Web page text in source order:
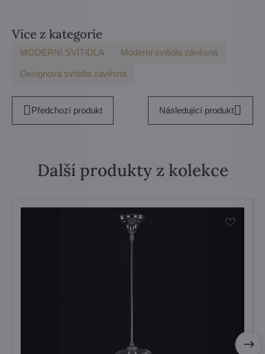
Více z kategorie
MODERNÍ SVÍTIDLA Moderní svítidla závěsná
Designová svítidla závěsná
Předchozí produkt Následující produkt
Další produkty z kolekce